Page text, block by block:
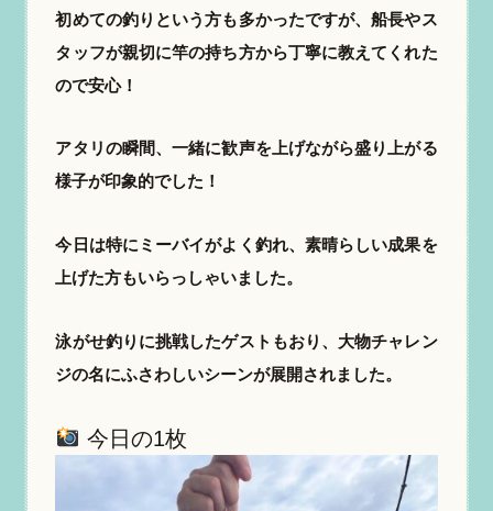
初めての釣りという方も多かったですが、船長やス
タッフが親切に竿の持ち方から丁寧に教えてくれた
ので安心！
アタリの瞬間、一緒に歓声を上げながら盛り上がる
様子が印象的でした！
今日は特にミーバイがよく釣れ、素晴らしい成果を
上げた方もいらっしゃいました。
泳がせ釣りに挑戦したゲストもおり、大物チャレン
ジの名にふさわしいシーンが展開されました。
今日の1枚